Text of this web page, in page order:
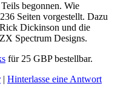
begonnen. Wie
Seiten vorgestellt. Dazu
Dickinson und die
Spectrum Designs.
für 25 GBP bestellbar.
| Hinterlasse eine Antwort